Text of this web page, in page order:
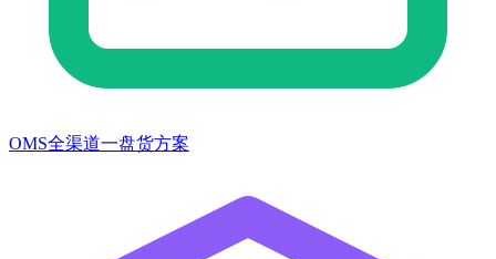
OMS全渠道一盘货方案